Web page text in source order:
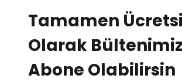
Tamamen
Olarak
Abone Olabilirsin